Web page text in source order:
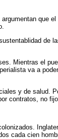
que
de
Mientras el
va a
y de salud.
contratos, no
cada cien